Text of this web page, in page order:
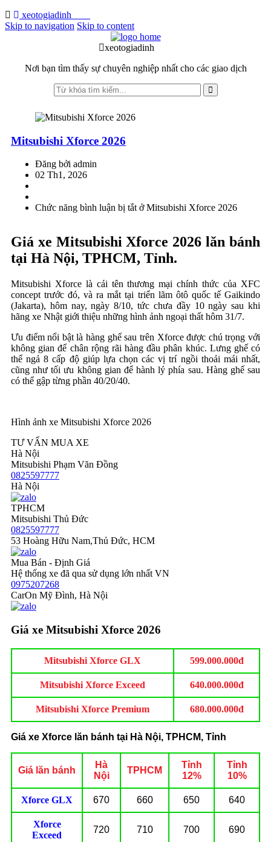
xeotogiadinh
Skip to navigation Skip to content
xeotogiadinh
Nơi bạn tìm thấy sự chuyên nghiệp nhất cho các giao dịch
Mitsubishi Xforce 2026
Đăng bởi admin
02 Th1, 2026
Chức năng bình luận bị tắtở Mitsubishi Xforce 2026
Giá xe Mitsubishi Xforce 2026 lăn bánh
tại Hà Nội, TPHCM, Tỉnh.
Mitsubishi Xforce là cái tên thương mại chính thức của XFC
concept trước đó, và ra mắt tại triển lãm ôtô quốc tế Gaikindo
(Jakarta), hôm nay, ngày 8/10, tức chưa đầy 10 ngày sau khi
hãng xe Nhật giới thiệu những hình ảnh ngoại thất hôm 31/7.
Ưu điểm nổi bật là hàng ghế sau trên Xforce được chú trọng với
không gian để chân rộng rãi hàng đầu phân khúc. Lưng ghế có
thể ngả 8 cấp độ giúp lựa chọn các vị trí ngồi thoải mái nhất,
cũng như tối ưu không gian để hành lý phía sau. Hàng ghế sau
có thể gập từng phần 40/20/40.
Hình ảnh xe Mitsubishi Xforce 2026
TƯ VẤN MUA XE
Hà Nội
Mitsubishi Phạm Văn Đồng
0825597777
Hà Nội
TPHCM
Mitsubishi Thủ Đức
0825597777
53 Hoàng Hữu Nam,Thủ Đức, HCM
Mua Bán - Định Giá
Hệ thống xe đã qua sử dụng lớn nhất VN
0975207268
CarOn Mỹ Đình, Hà Nội
Giá xe Mitsubishi Xforce 2026
Mitsubishi Xforce GLX 599.000.000đ
Mitsubishi Xforce Exceed 640.000.000đ
Mitsubishi Xforce Premium 680.000.000đ
Giá xe Xforce lăn bánh tại Hà Nội, TPHCM, Tỉnh
Giá lăn bánh
Hà
Nội
TPHCM
Tỉnh
12%
Tỉnh
10%
Xforce GLX 670 660 650 640
Xforce
Exceed
720 710 700 690